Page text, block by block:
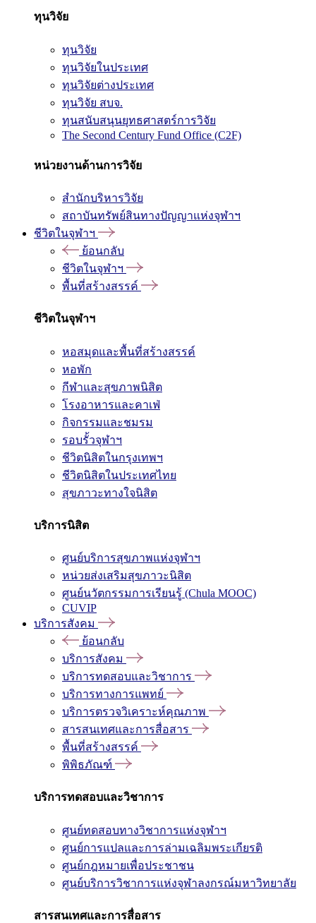
ทุนวิจัย
ทุนวิจัย
ทุนวิจัยในประเทศ
ทุนวิจัยต่างประเทศ
ทุนวิจัย สบจ.
ทุนสนับสนุนยุทธศาสตร์การวิจัย
The Second Century Fund Office (C2F)
หน่วยงานด้านการวิจัย
สำนักบริหารวิจัย
สถาบันทรัพย์สินทางปัญญาแห่งจุฬาฯ
ชีวิตในจุฬาฯ
ย้อนกลับ
ชีวิตในจุฬาฯ
พื้นที่สร้างสรรค์
ชีวิตในจุฬาฯ
หอสมุดและพื้นที่สร้างสรรค์
หอพัก
กีฬาและสุขภาพนิสิต
โรงอาหารและคาเฟ่
กิจกรรมและชมรม
รอบรั้วจุฬาฯ
ชีวิตนิสิตในกรุงเทพฯ
ชีวิตนิสิตในประเทศไทย
สุขภาวะทางใจนิสิต
บริการนิสิต
ศูนย์บริการสุขภาพแห่งจุฬาฯ
หน่วยส่งเสริมสุขภาวะนิสิต
ศูนย์นวัตกรรมการเรียนรู้ (Chula MOOC)
CUVIP
บริการสังคม
ย้อนกลับ
บริการสังคม
บริการทดสอบและวิชาการ
บริการทางการแพทย์
บริการตรวจวิเคราะห์คุณภาพ
สารสนเทศและการสื่อสาร
พื้นที่สร้างสรรค์
พิพิธภัณฑ์
บริการทดสอบและวิชาการ
ศูนย์ทดสอบทางวิชาการแห่งจุฬาฯ
ศูนย์การแปลและการล่ามเฉลิมพระเกียรติ
ศูนย์กฎหมายเพื่อประชาชน
ศูนย์บริการวิชาการแห่งจุฬาลงกรณ์มหาวิทยาลัย
สารสนเทศและการสื่อสาร